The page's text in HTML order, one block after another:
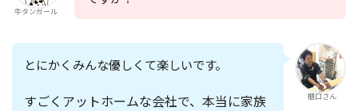
牛タンガール
櫃口さん
とにかくみんな優しくて楽しいです。
すごくアットホームな会社で、本当に家族